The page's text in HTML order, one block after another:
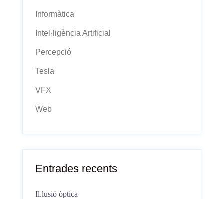
Informàtica
Intel·ligència Artificial
Percepció
Tesla
VFX
Web
Entrades recents
Il.lusió òptica